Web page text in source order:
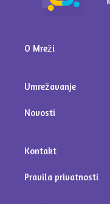
O Mreži
Umrežavanje
Novosti
Kontakt
Pravila privatnosti